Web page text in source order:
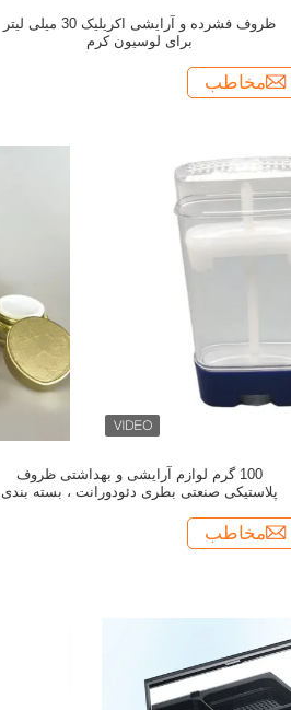
ظروف فشرده و آرایشی اکریلیک 30 میلی لیتر
برای لوسیون کرم
مخاطب
100 گرم لوازم آرایشی و بهداشتی ظروف
پلاستیکی صنعتی بطری دئودورانت ، بسته بندی
مخاطب